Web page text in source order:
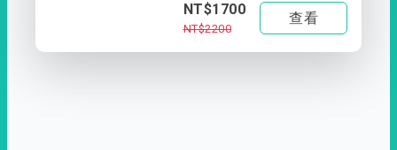
NT$1700
NT$2200
查看